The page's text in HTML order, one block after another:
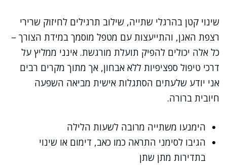
שינוי קטן בהרגלי שתייה, שילוב תרגילים לחיזוק שרירי
רצפת האגן, והתייעצות עם מטפל מוסמך במידת הצורך –
כל אלה יכולים להפיק תועלת מורגשת. אינני ממליץ על
דרכי טיפול ספציפיות ללא אבחון, אך מתוך מקרים רבים
אני יודע שלעתים הסתגלות אישית מביאה השפעה
חיובית ברורה.
הימנעו משתייה מרובה לשעות הלילה
הגיבו לסימני התראה כמו כאב, דימום או שינוי
בתדירות מתן שתן